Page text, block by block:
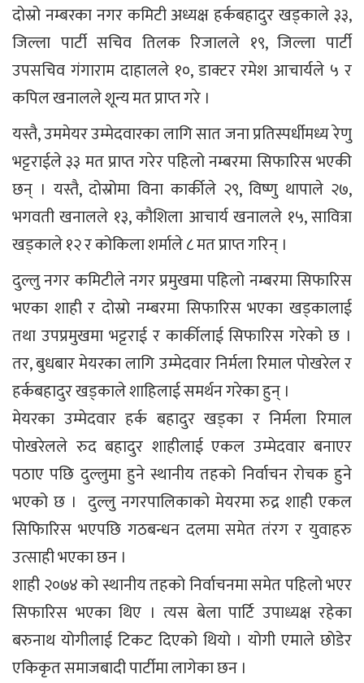
दोस्रो नम्बरका नगर कमिटी अध्यक्ष हर्कबहादुर खड्काले ३३,
जिल्ला पार्टी सचिव तिलक रिजालले १९, जिल्ला पार्टी
उपसचिव गंगाराम दाहालले १०, डाक्टर रमेश आचार्यले ५ र
कपिल खनालले शून्य मत प्राप्त गरे ।
यस्तै, उममेयर उम्मेदवारका लागि सात जना प्रतिस्पर्धीमध्य रेणु
भट्टराईले ३३ मत प्राप्त गरेर पहिलो नम्बरमा सिफारिस भएकी
छन् । यस्तै, दोस्रोमा विना कार्कीले २९, विष्णु थापाले २७,
भगवती खनालले १३, कौशिला आचार्य खनालले १५, सावित्रा
खड्काले १२ र कोकिला शर्माले ८ मत प्राप्त गरिन् ।
दुल्लु नगर कमिटीले नगर प्रमुखमा पहिलो नम्बरमा सिफारिस
भएका शाही र दोस्रो नम्बरमा सिफारिस भएका खड्कालाई
तथा उपप्रमुखमा भट्टराई र कार्कीलाई सिफारिस गरेको छ ।
तर, बुधबार मेयरका लागि उम्मेदवार निर्मला रिमाल पोखरेल र
हर्कबहादुर खड्काले शाहिलाई समर्थन गरेका हुन् ।
मेयरका उम्मेदवार हर्क बहादुर खड्का र निर्मला रिमाल
पोखरेलले रुद बहादुर शाहीलाई एकल उम्मेदवार बनाएर
पठाए पछि दुल्लुमा हुने स्थानीय तहको निर्वाचन रोचक हुने
भएको छ । दुल्लु नगरपालिकाको मेयरमा रुद्र शाही एकल
सिफिारिस भएपछि गठबन्धन दलमा समेत तंरग र युवाहरु
उत्साही भएका छन ।
शाही २०७४ को स्थानीय तहको निर्वाचनमा समेत पहिलो भएर
सिफारिस भएका थिए । त्यस बेला पार्टि उपाध्यक्ष रहेका
बरुनाथ योगीलाई टिकट दिएको थियो । योगी एमाले छोडेर
एकिकृत समाजबादी पार्टीमा लागेका छन ।